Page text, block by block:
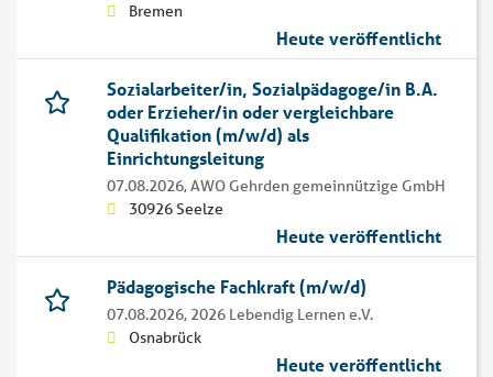
Bremen
Heute veröffentlicht
Sozialarbeiter/in, Sozialpädagoge/in B.A.
oder Erzieher/in oder vergleichbare
Qualifikation (m/w/d) als
Einrichtungsleitung
07.08.2026,AWO Gehrden gemeinnützige GmbH
30926 Seelze
Heute veröffentlicht
Pädagogische Fachkraft (m/w/d)
07.08.2026, 2026 Lebendig Lernen e.V.
Osnabrück
Heute veröffentlicht